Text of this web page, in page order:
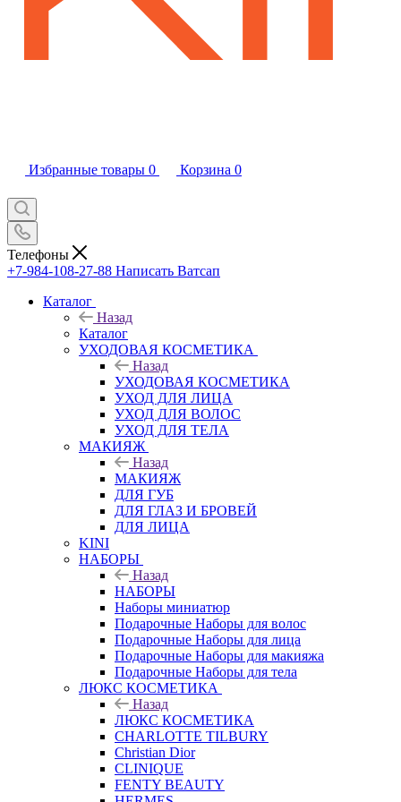
Избранные товары 0 Корзина 0
Телефоны
+7-984-108-27-88 Написать Ватсап
Каталог
Назад
Каталог
УХОДОВАЯ КОСМЕТИКА
Назад
УХОДОВАЯ КОСМЕТИКА
УХОД ДЛЯ ЛИЦА
УХОД ДЛЯ ВОЛОС
УХОД ДЛЯ ТЕЛА
МАКИЯЖ
Назад
МАКИЯЖ
ДЛЯ ГУБ
ДЛЯ ГЛАЗ И БРОВЕЙ
ДЛЯ ЛИЦА
KINI
НАБОРЫ
Назад
НАБОРЫ
Наборы миниатюр
Подарочные Наборы для волос
Подарочные Наборы для лица
Подарочные Наборы для макияжа
Подарочные Наборы для тела
ЛЮКС КОСМЕТИКА
Назад
ЛЮКС КОСМЕТИКА
CHARLOTTE TILBURY
Christian Dior
CLINIQUE
FENTY BEAUTY